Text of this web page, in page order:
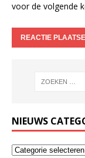
voor de volgende
NIEUWS